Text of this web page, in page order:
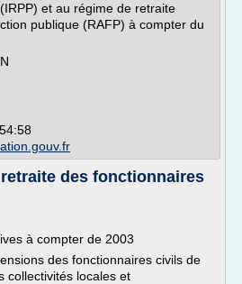
et au régime de retraite
publique (RAFP) à compter du
des fonctionnaires
à compter de 2003
des fonctionnaires civils de
collectivités locales et